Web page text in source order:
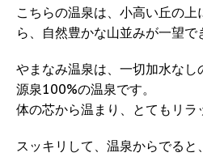
こちらの温泉は、小高い丘の
ら、自然豊かな山並みが一望で
やまなみ温泉は、一切加水なし
源泉100%の温泉です。
体の芯から温まり、とてもリラ
スッキリして、温泉からでると